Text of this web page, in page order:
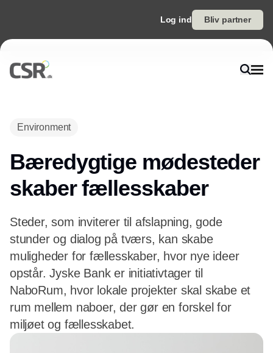
Log ind Bliv partner
Environment
Bæredygtige mødesteder
skaber fællesskaber
Steder, som inviterer til afslapning, gode
stunder og dialog på tværs, kan skabe
muligheder for fællesskaber, hvor nye ideer
opstår. Jyske Bank er initiativtager til
NaboRum, hvor lokale projekter skal skabe et
rum mellem naboer, der gør en forskel for
miljøet og fællesskabet.